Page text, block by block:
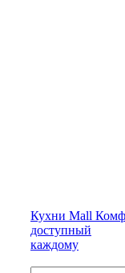
Кухни Mall
доступный
каждому